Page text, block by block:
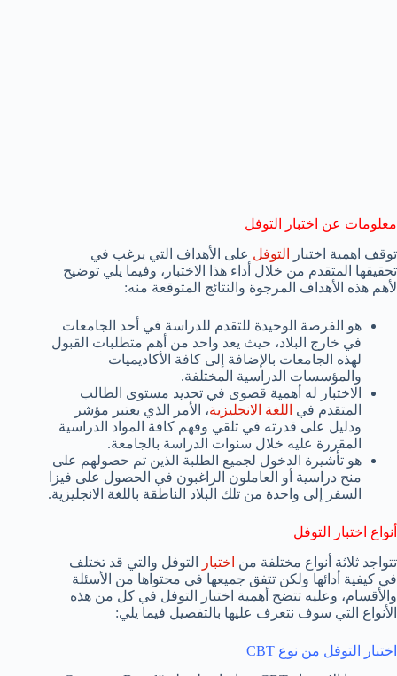
معلومات عن اختبار التوفل
توقف اهمية اختبار
التوفل على الأهداف التي يرغب في
تحقيقها المتقدم من خلال أداء هذا الاختبار، وفيما يلي توضيح
لأهم هذه الأهداف المرجوة والنتائج المتوقعة منه:
هو الفرصة الوحيدة للتقدم للدراسة في أحد الجامعات
في خارج البلاد، حيث يعد واحد من أهم متطلبات القبول
لهذه الجامعات بالإضافة إلى كافة الأكاديميات
والمؤسسات الدراسية المختلفة.
الاختبار له أهمية قصوى في تحديد مستوى الطالب
المتقدم في اللغة الانجليزية، الأمر الذي يعتبر مؤشر
ودليل على قدرته في تلقي وفهم كافة المواد الدراسية
المقررة عليه خلال سنوات الدراسة بالجامعة.
هو تأشيرة الدخول لجميع الطلبة الذين تم حصولهم على
منح دراسية أو العاملون الراغبون في الحصول على فيزا
السفر إلى واحدة من تلك البلاد الناطقة باللغة الانجليزية.
أنواع اختبار التوفل
تتواجد ثلاثة أنواع مختلفة من اختبار
التوفل والتي قد تختلف
في كيفية أدائها ولكن تتفق جميعها في محتواها من الأسئلة
والأقسام، وعليه تتضح أهمية اختبار التوفل في كل من هذه
الأنواع التي سوف نتعرف عليها بالتفصيل فيما يلي:
اختبار التوفل من نوع CBT